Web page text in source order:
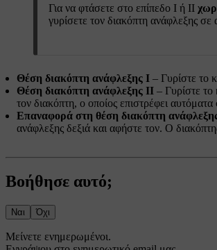
Για να φτάσετε στο επίπεδο I ή II
γυρίσετε τον διακόπτη ανάφλεξης σε
Θέση διακόπτη ανάφλεξης I – Γυρίστε το
Θέση διακόπτη ανάφλεξης II – Γυρίστε το
τον διακόπτη, ο οποίος επιστρέφει
Επαναφορά στη θέση διακόπτη
ανάφλεξης δεξιά και αφήστε τον. Ο
Βοήθησε αυτό;
Ναι Όχι